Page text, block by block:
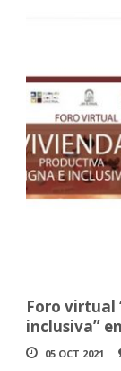
Foro virtual
inclusiva”
05 OCT 2021